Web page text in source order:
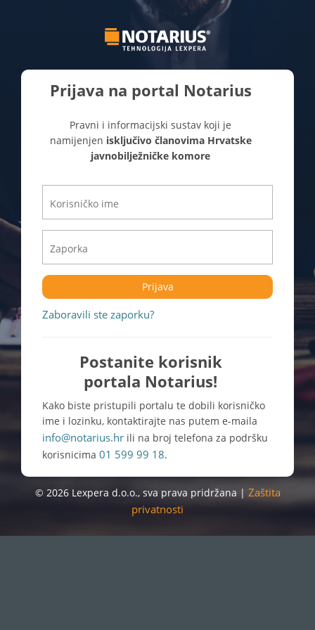
Prijava na portal Notarius
Pravni i informacijski sustav koji je
namijenjen isključivo članovima Hrvatske
javnobilježničke komore
Prijava
Zaboravili ste zaporku?
Postanite korisnik
portala Notarius!
Kako biste pristupili portalu te dobili korisničko
ime i lozinku, kontaktirajte nas putem e-maila
info@notarius.hr ili na broj telefona za podršku
korisnicima 01 599 99 18.
© 2026 Lexpera d.o.o., sva prava pridržana | Zaštita
privatnosti